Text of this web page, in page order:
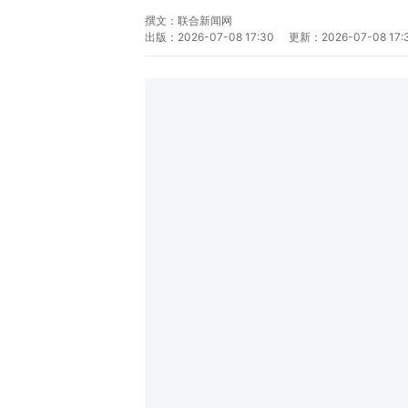
撰文： 联合新闻网
出版： 2026-07-08 17:30 更新： 2026-07-08